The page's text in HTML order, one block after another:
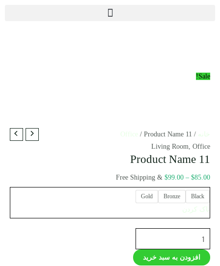
Sale!
خانه /
Office / Product Name 11
Living Room Office
Product Name 11
$85.00
–
$99.00
محدوده
قیمت:
$85.00
& Free Shipping
Black
Bronze
Gold
پاک کردن
Product
Name
11
افزودن به سبد خرید